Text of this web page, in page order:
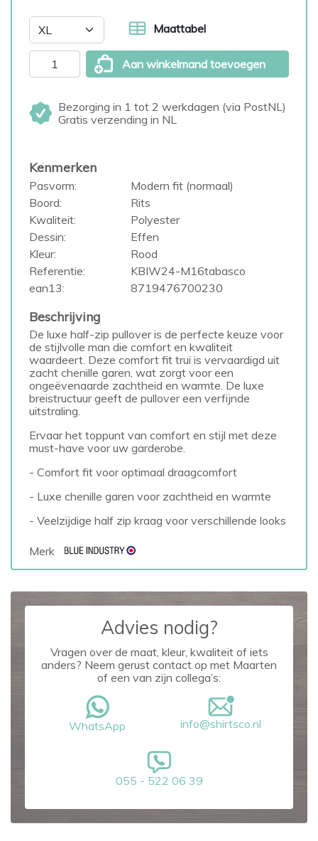
Maattabel
Aan winkelmand toevoegen
Bezorging in 1 tot 2 werkdagen (via PostNL)
Gratis verzending in NL
Kenmerken
Pasvorm:
Modern fit (normaal)
Boord:
Rits
Kwaliteit:
Polyester
Dessin:
Effen
Kleur:
Rood
Referentie:
KBIW24-M16tabasco
ean13:
8719476700230
Beschrijving
De luxe half-zip pullover is de perfecte keuze voor
de stijlvolle man die comfort en kwaliteit
waardeert. Deze comfort fit trui is vervaardigd uit
zacht chenille garen, wat zorgt voor een
ongeëvenaarde zachtheid en warmte. De luxe
breistructuur geeft de pullover een verfijnde
uitstraling.
Ervaar het toppunt van comfort en stijl met deze
must-have voor uw garderobe.
- Comfort fit voor optimaal draagcomfort
- Luxe chenille garen voor zachtheid en warmte
- Veelzijdige half zip kraag voor verschillende looks
Merk
Advies nodig?
Vragen over de maat, kleur, kwaliteit of iets
anders? Neem gerust contact op met Maarten
of een van zijn collega’s:
WhatsApp info@shirtsco.nl
055 - 522 06 39